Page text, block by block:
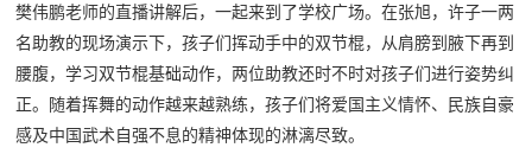
樊伟鹏老师的直播讲解后，一起来到了学校广场。在张旭，许子一两
名助教的现场演示下，孩子们挥动手中的双节棍，从肩膀到腋下再到
腰腹，学习双节棍基础动作，两位助教还时不时对孩子们进行姿势纠
正。随着挥舞的动作越来越熟练，孩子们将爱国主义情怀、民族自豪
感及中国武术自强不息的精神体现的淋漓尽致。